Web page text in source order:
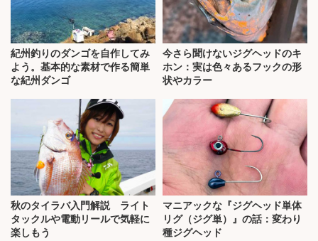
紀州釣りのダンゴを自作してみ
よう。基本的な素材で作る簡単
な紀州ダンゴ
今さら聞けないジグヘッドのキ
ホン：実は色々あるフックの形
状やカラー
秋のタイラバ入門解説 ライト
タックルや電動リールで気軽に
楽しもう
マニアックな『ジグヘッド単体
リグ（ジグ単）』の話：変わり
種ジグヘッド